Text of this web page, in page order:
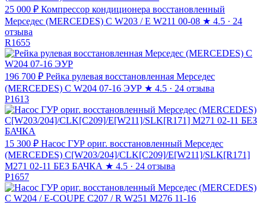
25 000 ₽ Компрессор кондиционера восстановленный
Мерседес (MERCEDES) C W203 / E W211 00-08 ★ 4.5 · 24
отзыва
R1655
196 700 ₽ Рейка рулевая восстановленная Мерседес
(MERCEDES) C W204 07-16 ЭУР ★ 4.5 · 24 отзыва
P1613
15 300 ₽ Насос ГУР ориг. восстановленный Мерседес
(MERCEDES) C[W203/204]/CLK[C209]/E[W211]/SLK[R171]
M271 02-11 БЕЗ БАЧКА ★ 4.5 · 24 отзыва
P1657